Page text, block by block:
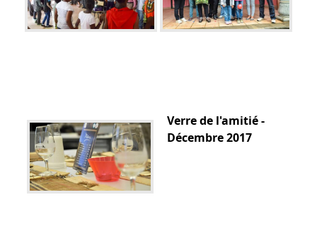
Verre de l'amitié -
Décembre 2017